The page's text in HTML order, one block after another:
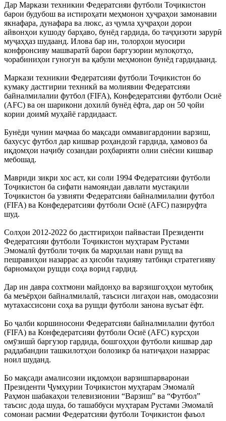
Дар Маркази техникии Федератсияи футболи Тоҷикистон
барои будубош ва истироҳати меҳмонон ҳуҷраҳои замонавии
якнафара, дунафара ва люкс, аз ҷумла ҳуҷраҳои дорои
айвонҳои кушоду барҳаво, бунёд гардида, бо таҷҳизоти зарурӣ
муҷаҳҳаз шудаанд. Илова бар ин, толорҳои муосири
конфронсиву машваратӣ барои баргузории мулоқотҳо,
чорабиниҳои гуногун ва қабули меҳмонон бунёд гардидаанд.
Маркази техникии Федератсияи футболи Тоҷикистон бо
кумаку дастгирии техникӣ ва молиявии Федератсияи
байналмилалии футбол (FIFA), Конфедератсияи футболи Осиё
(AFC) ва он шарикони дохилӣ бунёд ёфта, дар он 50 ҷойи
кории доимӣ муҳайё гардидааст.
Бунёди чунин маҷмаа бо мақсади оммавигардонии варзиш,
бахусус футбол дар кишвар роҳандозӣ гардида, ҳамовоз ба
иқдомҳои наҷибу созандаи роҳбарияти олии сиёсии кишвар
мебошад.
Мавриди зикри хос аст, ки соли 1994 Федератсияи футболи
Тоҷикистон ба сифати намояндаи давлати мустақили
Тоҷикистон ба узвияти Федератсияи байналмилалии футбол
(FIFA) ва Конфедератсияи футболи Осиё (AFC) пазируфта
шуд.
Солҳои 2012-2022 бо дастгириҳои пайвастаи Президенти
Федератсияи футболи Тоҷикистон муҳтарам Рустами
Эмомалӣ футболи тоҷик ба марҳилаи нави рушд ва
пешравиҳои назаррас аз ҳисоби таҳияву татбиқи стратегияву
барномаҳои рушди соҳа ворид гардид.
Дар ин давра сохтмони майдонҳо ва варзишгоҳҳои мутобиқ
ба меъёрҳои байналмилалӣ, таъсиси лигаҳои нав, омодасозии
мутахассисони соҳа ва рушди футболи занона вусъат ёфт.
Бо ҷалби коршиносони Федератсияи байналмилалии футбол
(FIFA) ва Конфедератсияи футболи Осиё (AFC) курсҳои
омӯзишӣ баргузор гардида, бошгоҳҳои футболи кишвар дар
раддабандии ташкилотҳои болозикр ба натиҷаҳои назаррас
ноил шуданд.
Бо мақсади амалисозии иқдомҳои варзишпарваронаи
Президенти Ҷумҳурии Тоҷикистон муҳтарам Эмомалӣ
Раҳмон шабакаҳои телевизионии “Варзиш” ва “Футбол”
таъсис дода шуда, бо ташаббуси муҳтарам Рустами Эмомалӣ
сомонаи расмии Федератсияи футболи Тоҷикистон фаъол